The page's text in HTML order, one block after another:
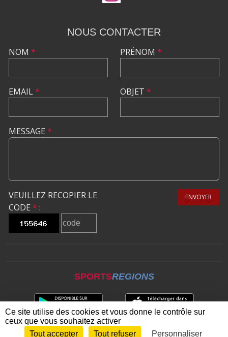
NOUS CONTACTER
NOM *
EMAIL*
PRÉNOM *
OBJET *
MESSAGE *
VEUILLEZ RECOPIER LE
CODE * :
ENVOYER
SPORTSREGIONS
Envie de participer ? CONNEXION
Ce site utilise des cookies et vous donne le contrôle sur
ceux que vous souhaitez activer
Tout accepter
Tout refuser Personnaliser